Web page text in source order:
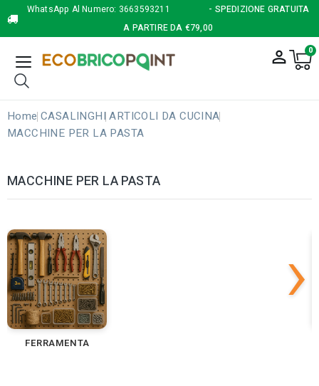
WhatsApp Al Numero: 3663593211
- SPEDIZIONE GRATUITA
A PARTIRE DA €79,00
person_outline 0
Home CASALINGHI ARTICOLI DA CUCINA
MACCHINE PER LA PASTA
MACCHINE PER LA PASTA
FERRAMENTA
›